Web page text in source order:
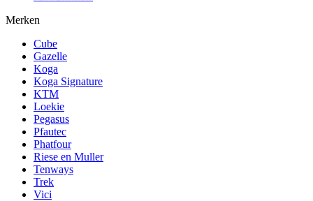
Merken
Cube
Gazelle
Koga
Koga Signature
KTM
Loekie
Pegasus
Pfautec
Phatfour
Riese en Muller
Tenways
Trek
Vici